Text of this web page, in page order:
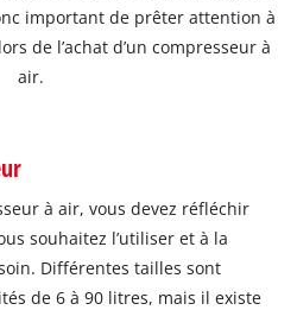
important de prêter attention à
de l’achat d’un compresseur à
air.
à air, vous devez réfléchir
souhaitez l’utiliser et à la
Différentes tailles sont
de 6 à 90 litres, mais il existe